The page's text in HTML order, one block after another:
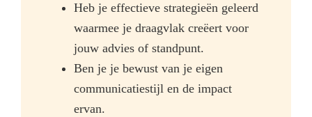
Heb je effectieve strategieën geleerd
waarmee je draagvlak creëert voor
jouw advies of standpunt.
Ben je je bewust van je eigen
communicatiestijl en de impact
ervan.